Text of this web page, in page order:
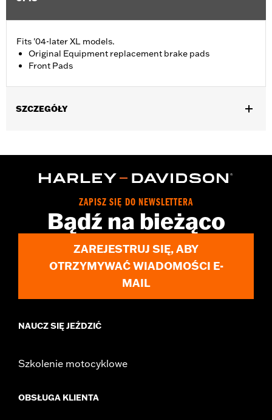
Fits '04-later XL models.
Original Equipment replacement brake pads
Front Pads
SZCZEGÓŁY
Sold In Units:Pair
ZAPISZ SIĘ DO NEWSLETTERA
Bądź na bieżąco
ZAREJESTRUJ SIĘ, ABY
OTRZYMYWAĆ WIADOMOŚCI E-
MAIL
NAUCZ SIĘ JEŹDZIĆ
Szkolenie motocyklowe
OBSŁUGA KLIENTA